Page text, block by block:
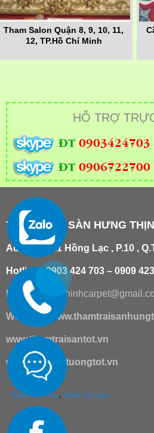
Tham Salon Quận 8, 9, 10, 11,
12, TP.Hồ Chí Minh
HỖ TRỢ
ĐT
ĐT 0906722700
THẢM TRẢI SÀN HƯNG
Add : 181/21 Hồng Lạc , P.10 ,
Hotline : 0903 424 703 – 0909
Email : hungthinhcarpet@gmail.co
Website:
www.thamtraisantot.vn
www.giaydantuongtot.vn
thảm trải sàn, thảm lót sàn